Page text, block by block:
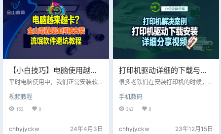
掉2345软件前面的勾选项，以防止
捆绑垃圾软件； 万能驱动 v8.1 （64
位 Win10专…
【小白技巧】电脑使用越来
越卡，出现太多弹窗广告还
案！
平时电脑使用中，我们正常安装软
后，发现广告、弹窗、蓝屏越来越
多； 电脑使用越来越卡，这是因为
方案！
视频教程
153 0
chhyjyckw 24年4月3日
打印机驱动详细的下载与按
照方法，最详细的视频分享
很多老铁们在安装打印机的时候，
要么下载到一些捆绑垃圾软件一起
安装上电脑系统 而导致电脑系统越
案打印机518型号！
手机数码
343 0
chhyjyckw 23年12月15日